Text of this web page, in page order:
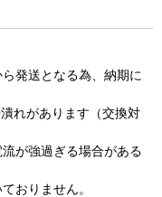
発送となる為、納期に
れがあります（交換対
が強過ぎる場合がある
おりません。